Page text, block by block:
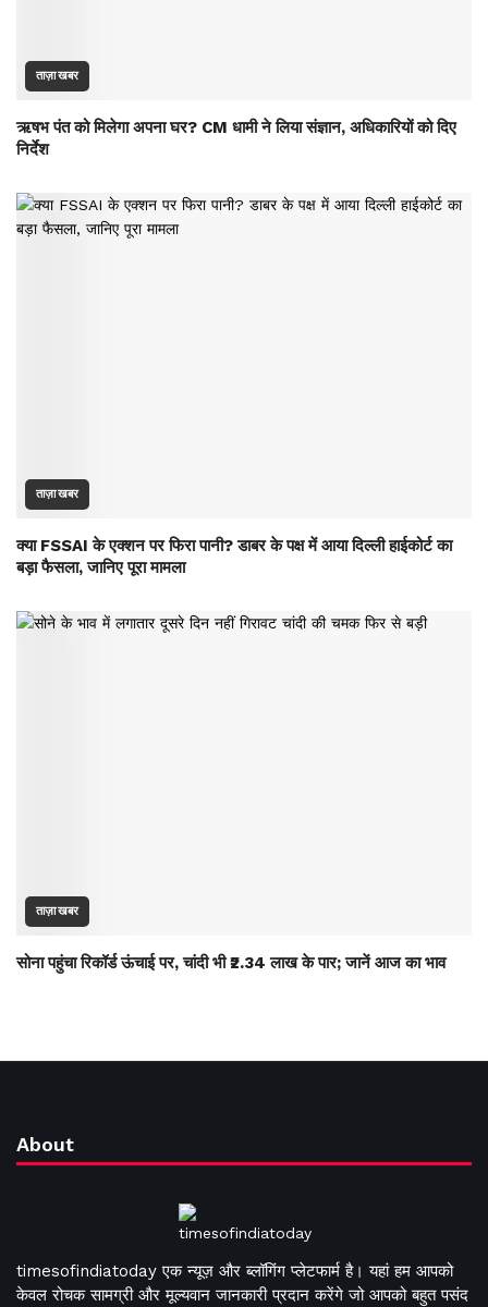
ताज़ा खबर
ऋषभ पंत को मिलेगा अपना घर? CM धामी ने लिया संज्ञान, अधिकारियों को दिए
निर्देश
ताज़ा खबर
क्या FSSAI के एक्शन पर फिरा पानी? डाबर के पक्ष में आया दिल्ली हाईकोर्ट का
बड़ा फैसला, जानिए पूरा मामला
ताज़ा खबर
सोना पहुंचा रिकॉर्ड ऊंचाई पर, चांदी भी ₹2.34 लाख के पार; जानें आज का भाव
About
timesofindiatoday एक न्यूज़ और ब्लॉगिंग प्लेटफार्म है। यहां हम आपको
केवल रोचक सामग्री और मूल्यवान जानकारी प्रदान करेंगे जो आपको बहुत पसंद